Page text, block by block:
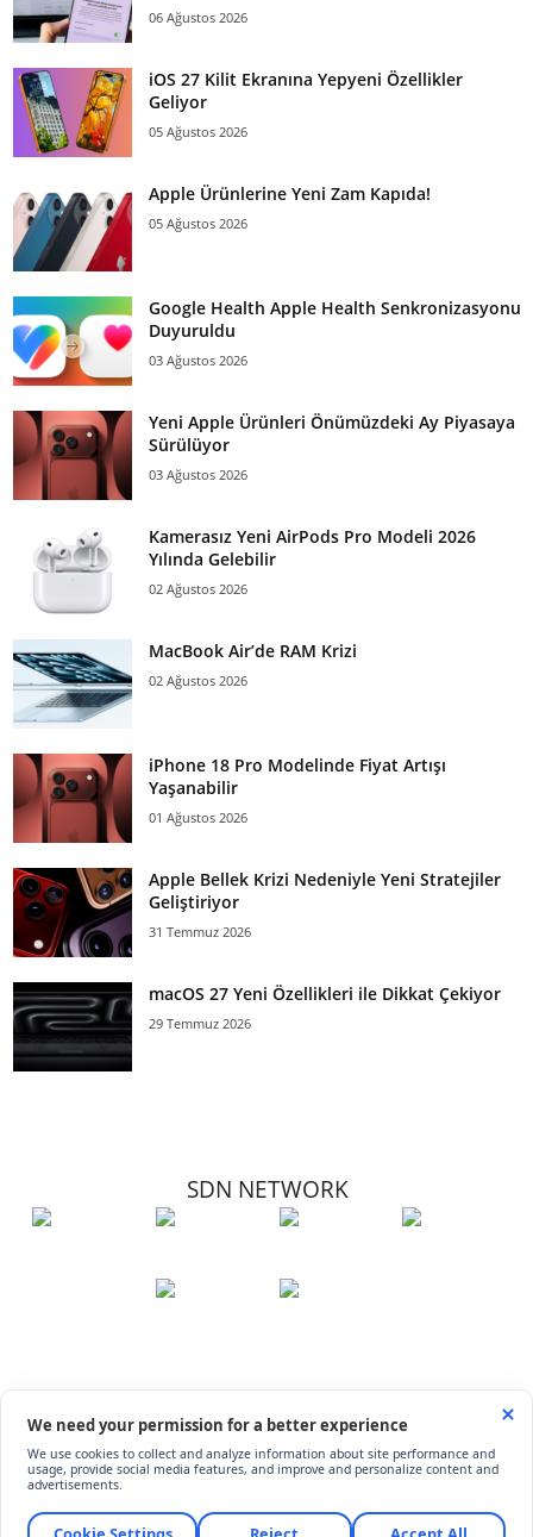
06 Ağustos 2026
iOS 27 Kilit Ekranına Yepyeni Özellikler
Geliyor
05 Ağustos 2026
Apple Ürünlerine Yeni Zam Kapıda!
05 Ağustos 2026
Google Health Apple Health Senkronizasyonu
Duyuruldu
03 Ağustos 2026
Yeni Apple Ürünleri Önümüzdeki Ay Piyasaya
Sürülüyor
03 Ağustos 2026
Kamerasız Yeni AirPods Pro Modeli 2026
Yılında Gelebilir
02 Ağustos 2026
MacBook Air’de RAM Krizi
02 Ağustos 2026
iPhone 18 Pro Modelinde Fiyat Artışı
Yaşanabilir
01 Ağustos 2026
Apple Bellek Krizi Nedeniyle Yeni Stratejiler
Geliştiriyor
31 Temmuz 2026
macOS 27 Yeni Özellikleri ile Dikkat Çekiyor
29 Temmuz 2026
SDN NETWORK